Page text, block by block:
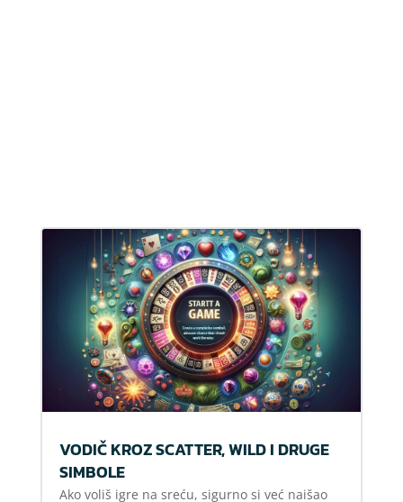
VODIČ KROZ SCATTER, WILD I DRUGE
SIMBOLE
Ako voliš igre na sreću, sigurno si već naišao